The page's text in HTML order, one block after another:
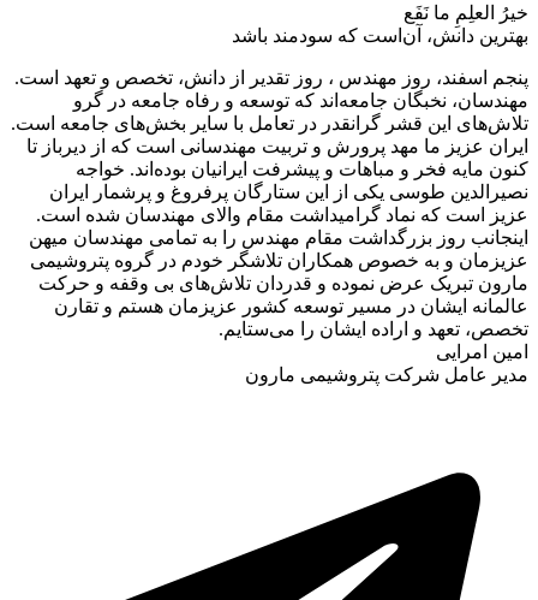
خیرُ العلِمِ ما نَفَع
بهترین دانش، آن‌است که سودمند باشد
پنجم اسفند، روز مهندس ، روز تقدیر از دانش، تخصص و تعهد است.
مهندسان، نخبگان جامعه‌اند که توسعه و رفاه جامعه در گرو
تلاش‌های این قشر گرانقدر در تعامل با سایر بخش‌های جامعه است.
ایران عزیز ما مهد پرورش و تربیت مهندسانی است که از دیرباز تا
کنون مایه فخر و مباهات و پیشرفت ایرانیان بوده‌اند. خواجه‌
نصیرالدین طوسی یکی از این ستارگان پرفروغ و پرشمار ایران
عزیز است که نماد گرامیداشت مقام والای مهندسان شده است.
اینجانب روز بزرگداشت مقام مهندس را به تمامی مهندسان میهن
عزیزمان و به خصوص همکاران تلاشگر خودم در گروه پتروشیمی
مارون تبریک عرض نموده و قدردان تلاش‌های بی وقفه و حرکت
عالمانه ایشان در مسیر توسعه کشور عزیزمان هستم و تقارن
تخصص، تعهد و اراده ایشان را می‌ستایم.
امین امرایی
مدیر عامل شرکت پتروشیمی مارون